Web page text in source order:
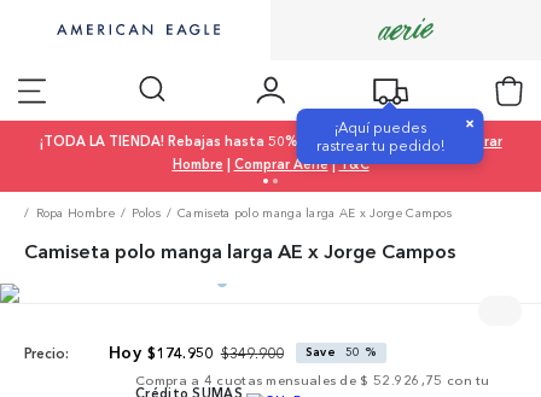
¡Aquí puedes
rastrear tu pedido!
×
¡TODA LA TIENDA! Rebajas hasta 50% OFF |Comprar Mujer|
Comprar
Hombre | Comprar Aerie|T&C
Ropa Hombre Polos Camiseta polo manga larga AE x Jorge Campos
Camiseta polo manga larga AE x Jorge Campos
Precio: $174. 950 $349.900 Save 50 %
Compra a 4 cuotas mensuales de $ 52.926,75 con tu
Crédito SUMAS